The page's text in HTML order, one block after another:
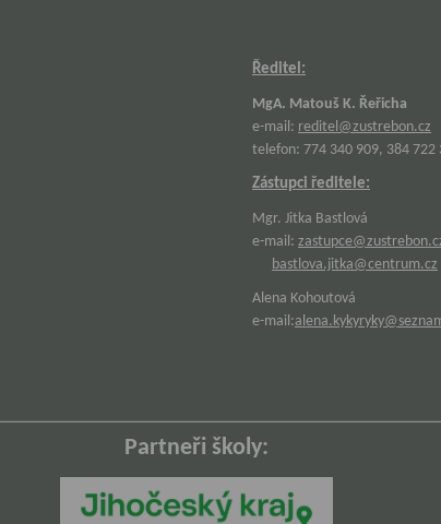
Ředitel:
MgA. Matouš K. Řeřicha
e-mail: reditel@zustrebon.cz
telefon: 774 340 909, 384 722
Zástupci ředitele:
Mgr. Jitka Bastlová
e-mail:
bastlova.jitka@centrum.cz
Alena Kohoutová
e-mail:
Partneři školy: